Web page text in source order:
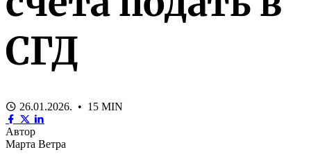
СГД
26.01.2026. • 15 MIN
Автор
Марта Ветра